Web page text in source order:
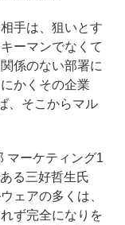
手は、狙いとす
ーマンでなくて
係のない部署に
かくその企業
、そこからマル
マーケティング1
る三好哲生氏
ェアの多くは、
ず完全になりを